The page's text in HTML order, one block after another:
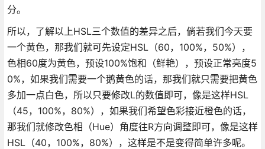
分。
所以，了解以上HSL三个数值的差异之后，倘若我们今天要
一个黄色，那我们就可先设定HSL（60，100%，50%），
色相60度为黄色，预设100%饱和（鲜艳），预设正常亮度5
0%，如果我们需要一个鹅黄色的话，那我们就只需要把黄色
多加一点白色，所以只要修改L的数值即可，像是这样HSL
（45，100%，80%），如果我们希望色彩接近橙色的话，
那我们就修改色相（Hue）角度往R方向调整即可，像是这样
HSL（40，100%，80%），这样是不是变得简单许多呢。